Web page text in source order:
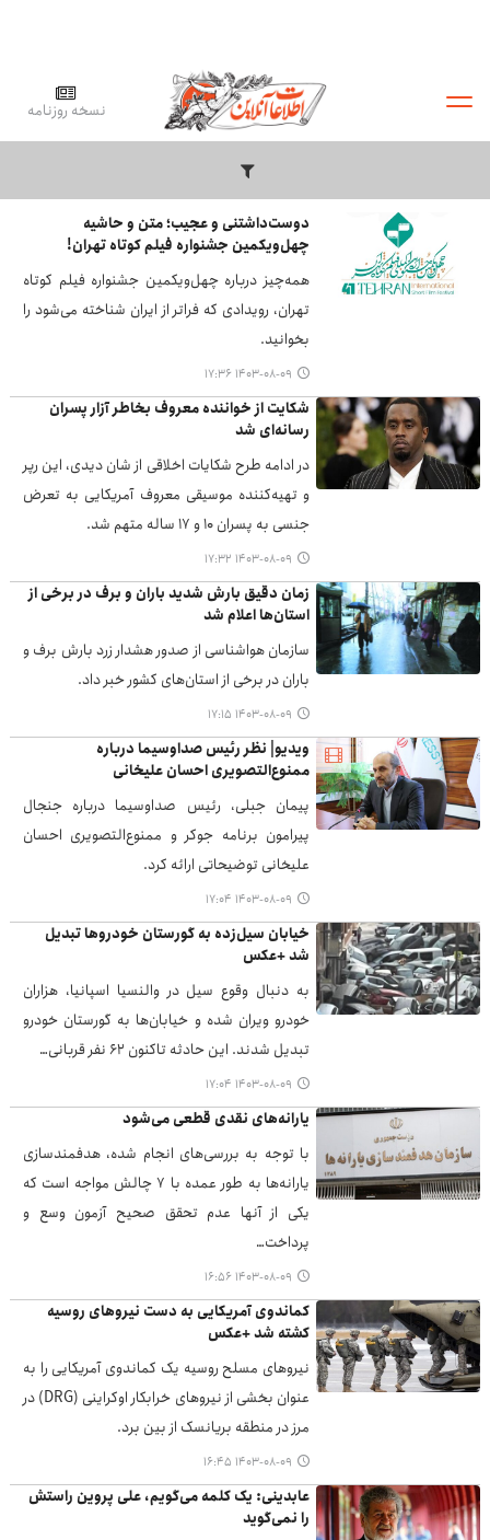
نسخه روزنامه
دوست‌داشتنی و عجیب؛ متن و حاشیه
چهل‌ویکمین جشنواره فیلم کوتاه تهران!
همه‌چیز درباره چهل‌ویکمین جشنواره فیلم کوتاه
تهران، رویدادی که فراتر از ایران شناخته می‌شود را
بخوانید.
۱۴۰۳-۰۸-۰۹ ۱۷:۳۶
شکایت از خواننده معروف بخاطر آزار پسران
رسانه‌ای شد
در ادامه طرح شکایات اخلاقی از شان دیدی، این رپر
و تهیه‌کننده موسیقی معروف آمریکایی به تعرض
جنسی به پسران ۱۰ و ۱۷ ساله متهم شد.
۱۴۰۳-۰۸-۰۹ ۱۷:۳۲
زمان دقیق بارش شدید باران و برف در برخی از
استان‌ها اعلام شد
سازمان هواشناسی از صدور هشدار زرد بارش برف و
باران در برخی از استان‌های کشور خبر داد.
۱۴۰۳-۰۸-۰۹ ۱۷:۱۵
ویدیو| نظر رئیس صداوسیما درباره
ممنوع‌التصویری احسان علیخانی
پیمان جبلی، رئیس صداوسیما درباره جنجال
پیرامون برنامه جوکر و ممنوع‌التصویری احسان
علیخانی توضیحاتی ارائه کرد.
۱۴۰۳-۰۸-۰۹ ۱۷:۰۴
خیابان سیل‌زده به گورستان خودروها تبدیل
شد +عکس
به دنبال وقوع سیل در والنسیا اسپانیا، هزاران
خودرو ویران شده و خیابان‌ها به گورستان خودرو
تبدیل شدند. این حادثه تاکنون ۶۲ نفر قربانی…
۱۴۰۳-۰۸-۰۹ ۱۷:۰۴
یارانه‌های نقدی قطعی می‌شود
با توجه به بررسی‌های انجام شده، هدفمندسازی
یارانه‌ها به طور عمده با ۷ چالش مواجه است که
یکی از آنها عدم تحقق صحیح آزمون وسع و
پرداخت…
۱۴۰۳-۰۸-۰۹ ۱۶:۵۶
کماندوی آمریکایی به دست نیروهای روسیه
کشته شد +عکس
نیروهای مسلح روسیه یک کماندوی آمریکایی را به
عنوان بخشی از نیروهای خرابکار اوکراینی (DRG) در
مرز در منطقه بریانسک از بین برد.
۱۴۰۳-۰۸-۰۹ ۱۶:۴۵
عابدینی: یک کلمه می‌گویم، علی پروین راستش
را نمی‌گوید